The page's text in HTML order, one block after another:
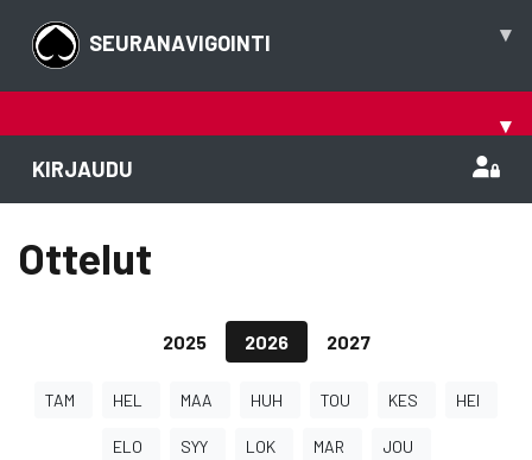
SEURANAVIGOINTI ▾
▾
KIRJAUDU
Ottelut
2025 2026 2027
TAM HEL MAA HUH TOU KES HEI
ELO SYY LOK MAR JOU